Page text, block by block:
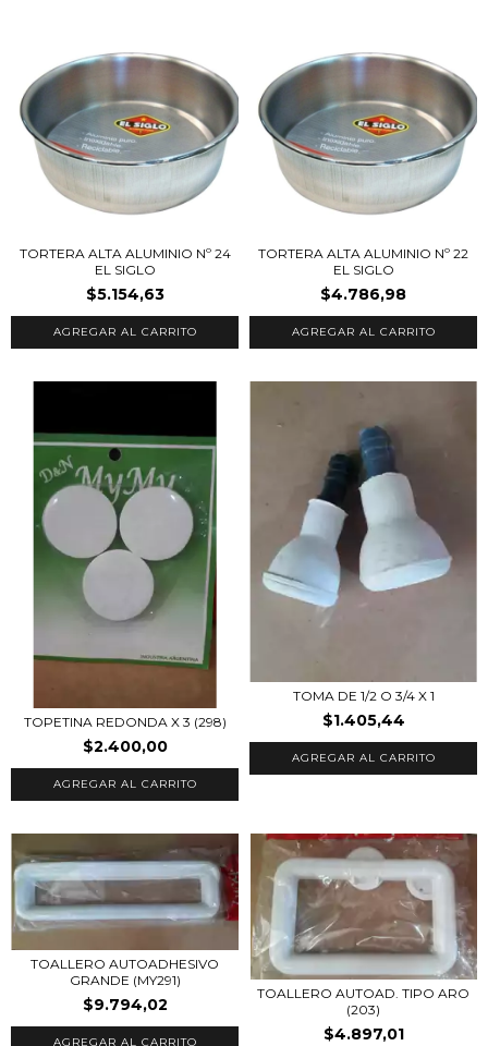
TORTERA ALTA ALUMINIO Nº 24
EL SIGLO
$5.154,63
TORTERA ALTA ALUMINIO Nº 22
EL SIGLO
$4.786,98
TOPETINA REDONDA X 3 (298)
$2.400,00
TOMA DE 1/2 O 3/4 X 1
$1.405,44
TOALLERO AUTOADHESIVO
GRANDE (MY291)
$9.794,02
TOALLERO AUTOAD. TIPO ARO
(203)
$4.897,01